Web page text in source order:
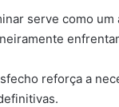
serve como
reforça a